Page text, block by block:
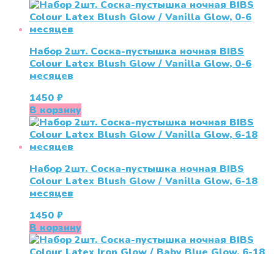
Набор 2шт. Соска-пустышка ночная BIBS
Colour Latex Blush Glow / Vanilla Glow, 0-6
месяцев
1450 ₽
В корзину
Набор 2шт. Соска-пустышка ночная BIBS
Colour Latex Blush Glow / Vanilla Glow, 6-18
месяцев
1450 ₽
В корзину